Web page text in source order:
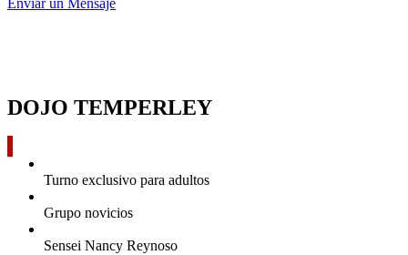
Enviar un Mensaje
DOJO TEMPERLEY
Turno exclusivo para adultos
Grupo novicios
Sensei Nancy Reynoso